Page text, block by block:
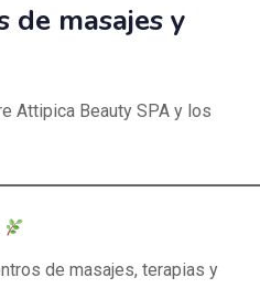
de masajes y
Attipica Beauty SPA y los
de masajes, terapias y